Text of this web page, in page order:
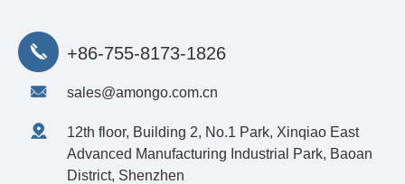
+86-755-8173-1826
sales@amongo.com.cn
12th floor, Building 2, No.1 Park, Xinqiao East
Advanced Manufacturing Industrial Park, Baoan
District, Shenzhen